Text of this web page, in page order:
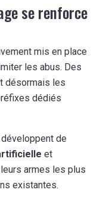
se renforce
mis en place
les abus. Des
désormais les
dédiés
de
et
armes les plus
existantes.